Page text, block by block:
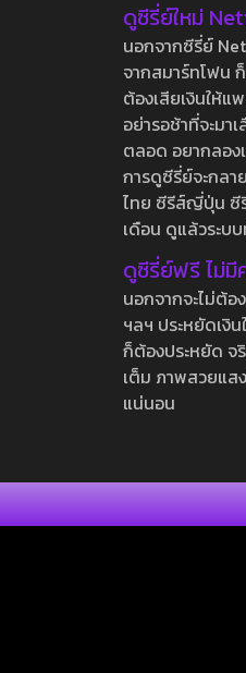
ดูซีรี่ย์ใหม่
นอกจากซีรี่ย์
จากสมาร์ทโฟน
ต้องเสียเงินให้แ
อย่ารอช้าที่จะมา
ตลอด อยากลอง
การดูซีรี่ย์จะกลา
ไทย ซีรีส์ญี่ปุ่น ซี
เดือน ดูแล้วระบ
ดูซีรี่ย์ฟรี ไม่มี
นอกจากจะไม่ต้
ฯลฯ ประหยัดเงิน
ก็ต้องประหยัด จ
เต็ม ภาพสวยแส
แน่นอน